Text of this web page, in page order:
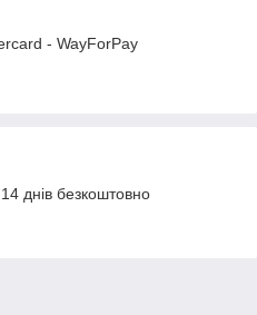
- WayForPay
днів безкоштовно